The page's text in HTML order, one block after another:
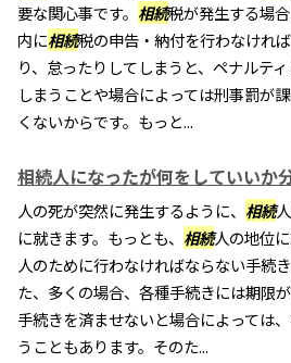
要な関心事です。 相続税が発生する場合
内に相続税の申告・納付を行わなけれ
り、怠ったりしてしまうと、ペナルテ
しまうことや場合によっては刑事罰が
くないからです。もっと...
相続人になったが何をしていいか
人の死が突然に発生するように、 相続
に就きます。もっとも、 相続人の地位
人のために行わなければならない手続
た、多くの場合、各種手続きには期限
手続きを済ませないと場合によっては
うこともあります。そのた...